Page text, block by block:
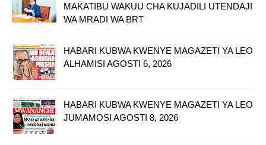
MAKATIBU WAKUU CHA KUJADILI UTENDAJI
WA MRADI WA BRT
HABARI KUBWA KWENYE MAGAZETI YA LEO
ALHAMISI AGOSTI 6, 2026
HABARI KUBWA KWENYE MAGAZETI YA LEO
JUMAMOSI AGOSTI 8, 2026